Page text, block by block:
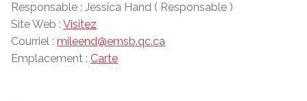
Responsable : Jessica Hand ( Responsable )
Site Web : Visitez
Courriel : mileend@emsb.qc.ca
Emplacement : Carte